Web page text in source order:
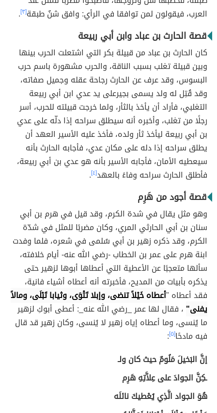
العرب، فيقولون لمن توافقا في الرأي: وافق شنٌ طبقة[٣] .
قصة الحارث بن عباد وابن أبي ربيعة
كان الحارث بن عباد من قبيلة بكر التي اشتعلت الحرب بينها
وبين قبيلة تغلب بسبب الناقة، والحرب مشهورة باسم حرب
البسوس، وقد عرف عن الحارث رجاحة عقله وجميل صفاته،
وقد قُتِل له ولد يسمى بجيرعلى يد عدي ابن أبي ربيعة
التغلبي، فأراد أن يأخذ بالثأر، ولما خرجت قبيلته للحرب، أسر
رجلًا من تغلب، وأخبره أنه سيطلق سراحه إذا دلّه على عدي
بن أبي ربيعة ليأخذ ثأر ولده، فأخذ عليه الأسير العهد أن
يطلق سراحه إذا دله على مكان عدي، فأجابه الحارث بأنه
سيعطيه الأمان، فأجابه الأسير بأنه هو عدي بن أبي ربيعة،
فأطلق الحارث سراحه وفاءً بالعهد[٤] .
قصة أجود من هَرِم
وهو مثل يقال في شدة الكرم، وقد قيل في هرم بن أبي
سنان بن أبي الحارثي المري، وكان مضربًا للمثل في شدّة
الكرم، وقد ذكره زهير بن أبي سُلمى في شعره، فلما وفدت
ابنة هرم على عمر بن الخطاب -رضي الله عنه- أيام خلافته،
سألها متعجبًا عن الأعطية التي أعطاها أبوها لزهير حتى
يذكره بأبيات من المديح، فأخبرته أنه أعطاه أشياء فانية،
فقد أعطاه "أعطاه خَيْلاً تنضى، وإبلا تَتْوَى، وثيابا تَبْلَى، ومالاً
يفنى" ، فقال لها عمر _رضي الله عنه_: أعطى أبوكِ لزهير
ما يُنسى، وما أعطاه إياه زهير لا يُنسى، وكان زهير قد قال
فيه مادحًا[٥] :
إنَّ البَخيلَ مَلُومٌ حيث كان ولـ
ـكِنَّ الجوادَ على عِلاَّتِهِ هَرِم
هُوَ الجواد الَّذِي يُعْطيكَ نائلَه